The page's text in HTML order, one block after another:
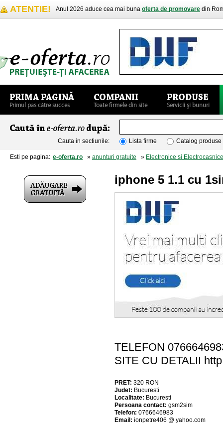
ATENTIE! Anul 2026 aduce cea mai buna oferta de promovare din
Cauta in sectiunile: Lista firme Catalog produse
Esti pe pagina: e-oferta.ro » anunturi gratuite » Electronice si Electrocasnice
iphone 5 1.1 cu
TELEFON
SITE CU DETALII
PRET: 320 RON
Judet: Bucuresti
Localitate: Bucuresti
Persoana contact: gsm2sim
Telefon: 0766646983
Email: ionpetre406 @ yahoo.com